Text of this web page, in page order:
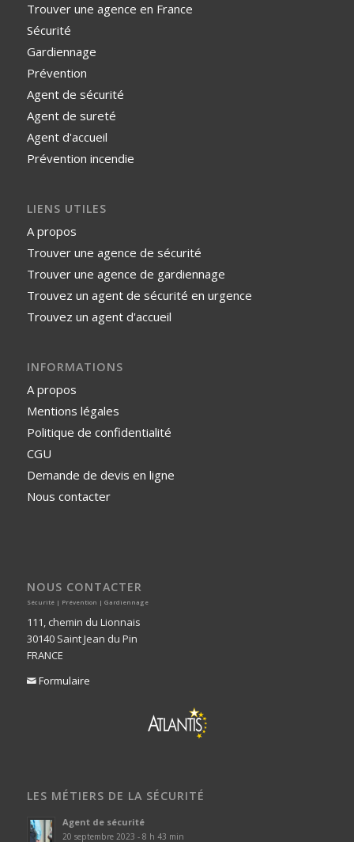
Trouver une agence en France
Sécurité
Gardiennage
Prévention
Agent de sécurité
Agent de sureté
Agent d'accueil
Prévention incendie
LIENS UTILES
A propos
Trouver une agence de sécurité
Trouver une agence de gardiennage
Trouvez un agent de sécurité en urgence
Trouvez un agent d'accueil
INFORMATIONS
A propos
Mentions légales
Politique de confidentialité
CGU
Demande de devis en ligne
Nous contacter
NOUS CONTACTER
Sécurité | Prévention | Gardiennage
111, chemin du Lionnais
30140 Saint Jean du Pin
FRANCE
 Formulaire
LES MÉTIERS DE LA SÉCURITÉ
Agent de sécurité
20 septembre 2023 - 8 h 43 min